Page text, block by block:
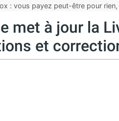
: vous payez peut-être pour
met à jour la
et